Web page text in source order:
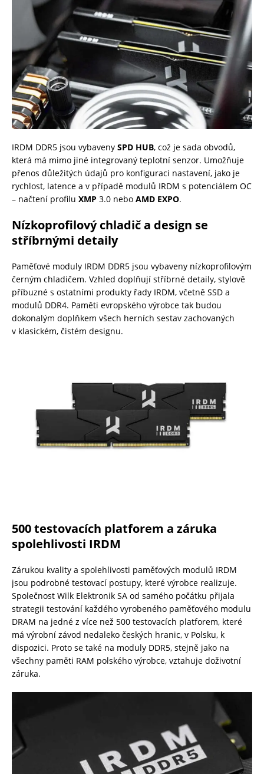
IRDM DDR5 jsou vybaveny SPD HUB, což je sada obvodů,
která má mimo jiné integrovaný teplotní senzor. Umožňuje
přenos důležitých údajů pro konfiguraci nastavení, jako je
rychlost, latence a v případě modulů IRDM s potenciálem OC
– načtení profilu XMP 3.0 nebo AMD EXPO.
Nízkoprofilový chladič a design se
stříbrnými detaily
Paměťové moduly IRDM DDR5 jsou vybaveny nízkoprofilovým
černým chladičem. Vzhled doplňují stříbrné detaily, stylově
příbuzné s ostatními produkty řady IRDM, včetně SSD a
modulů DDR4. Paměti evropského výrobce tak budou
dokonalým doplňkem všech herních sestav zachovaných
v klasickém, čistém designu.
500 testovacích platforem a záruka
spolehlivosti IRDM
Zárukou kvality a spolehlivosti paměťových modulů IRDM
jsou podrobné testovací postupy, které výrobce realizuje.
Společnost Wilk Elektronik SA od samého počátku přijala
strategii testování každého vyrobeného paměťového modulu
DRAM na jedné z více než 500 testovacích platforem, které
má výrobní závod nedaleko českých hranic, v Polsku, k
dispozici. Proto se také na moduly DDR5, stejně jako na
všechny paměti RAM polského výrobce, vztahuje doživotní
záruka.